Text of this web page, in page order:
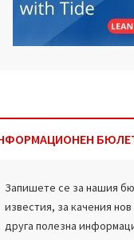
Запишете се за нашия
известия, за качения
друга полезна